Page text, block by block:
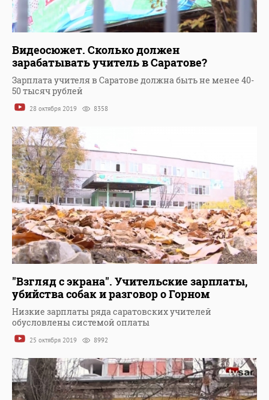
Видеосюжет. Сколько должен
зарабатывать учитель в Саратове?
Зарплата учителя в Саратове должна быть не менее 40-
50 тысяч рублей
28 октября 2019 8358
"Взгляд с экрана". Учительские зарплаты,
убийства собак и разговор о Горном
Низкие зарплаты ряда саратовских учителей
обусловлены системой оплаты
25 октября 2019 8992